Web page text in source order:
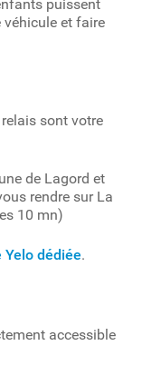
puissent
véhicule et faire
sont votre
de Lagord et
rendre sur La
10 mn)
dédiée.
accessible